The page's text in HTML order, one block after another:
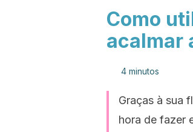
Como
acalmar
4 minutos
Graças à sua
hora de fazer